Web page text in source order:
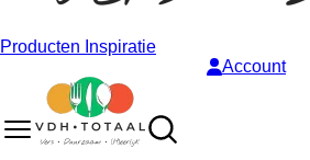
Producten Inspiratie
Account